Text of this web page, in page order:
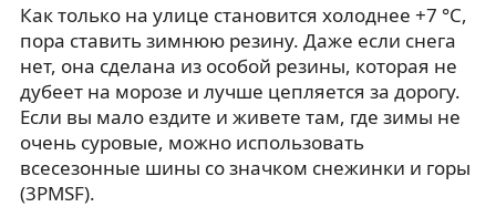
Как только на улице становится холоднее +7 °C,
пора ставить зимнюю резину. Даже если снега
нет, она сделана из особой резины, которая не
дубеет на морозе и лучше цепляется за дорогу.
Если вы мало ездите и живете там, где зимы не
очень суровые, можно использовать
всесезонные шины со значком снежинки и горы
(3PMSF).